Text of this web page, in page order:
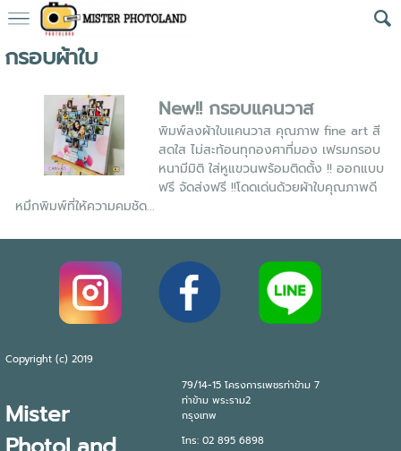
กรอบผ้าใบ
New!! กรอบแคนวาส
พิมพ์ลงผ้าใบแคนวาส คุณภาพ fine art สี
สดใส ไม่สะท้อนทุกองศาที่มอง เฟรมกรอบ
หนามีมิติ ใส่หูแขวนพร้อมติดตั้ง !! ออกแบบ
ฟรี จัดส่งฟรี !!โดดเด่นด้วยผ้าใบคุณภาพดี
หมึกพิมพ์ที่ให้ความคมชัด...
Copyright (c) 2019
Mister
79/14-15 โครงการเพชรท่าข้าม 7
ท่าข้าม พระราม2
กรุงเทพ
โทร: 02 895 6898